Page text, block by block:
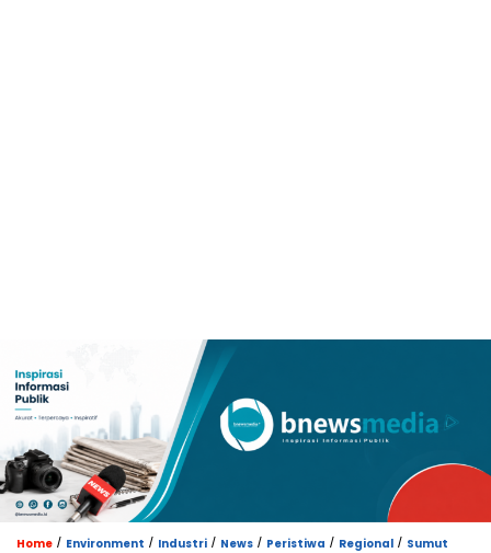
Home / Environment / Industri / News / Peristiwa / Regional / Sumut